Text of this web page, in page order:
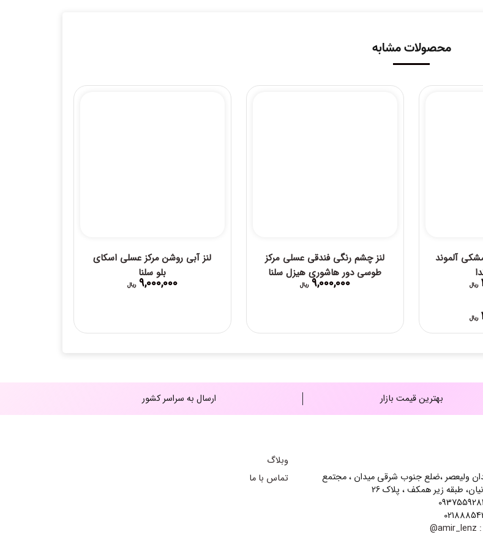
محصولات مشابه
آلموند
ریال
ریال
لنز چشم رنگی فندقی عسلی مرکز
طوسی دور هاشوری هیزل سلنا
9,000,000 ریال
لنز آبی روشن مرکز عسلی اسکای
بلو سلنا
9,000,000 ریال
بهترین قیمت بازار ارسال به سراسر کشور
ولیعصر ،ضلع جنوب شرقی میدان ، مجتمع
طبقه زیر همکف ، پلاک 26
:
amir_lenz@
وبلاگ
تماس با ما